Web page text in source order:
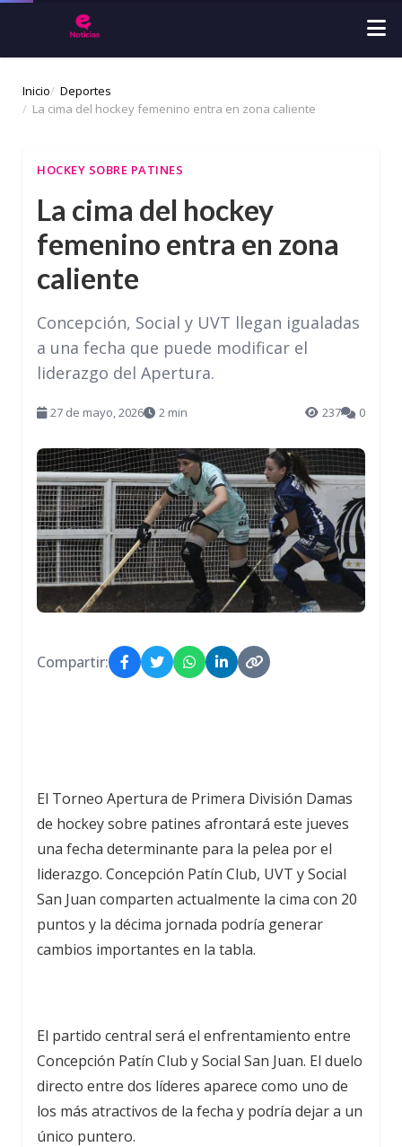
Inicio
Deportes
La cima del hockey femenino entra en zona caliente
HOCKEY SOBRE PATINES
La cima del hockey
femenino entra en zona
caliente
Concepción, Social y UVT llegan igualadas
a una fecha que puede modificar el
liderazgo del Apertura.
27 de mayo, 2026 2 min 237 0
Compartir:
El Torneo Apertura de Primera División Damas
de hockey sobre patines afrontará este jueves
una fecha determinante para la pelea por el
liderazgo. Concepción Patín Club, UVT y Social
San Juan comparten actualmente la cima con 20
puntos y la décima jornada podría generar
cambios importantes en la tabla.
El partido central será el enfrentamiento entre
Concepción Patín Club y Social San Juan. El duelo
directo entre dos líderes aparece como uno de
los más atractivos de la fecha y podría dejar a un
único puntero.